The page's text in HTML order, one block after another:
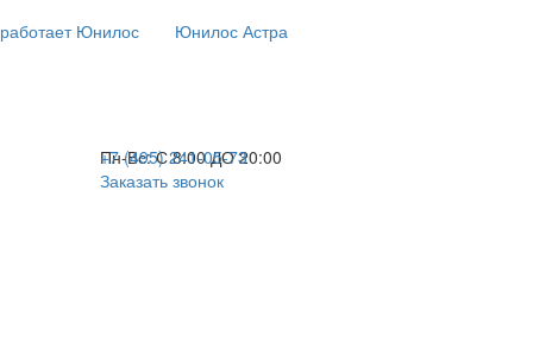
Юнилос Юнилос Астра
+7 (495) 241-05-73
Пн-Вс: С 8:00 ДО 20:00
Заказать звонок